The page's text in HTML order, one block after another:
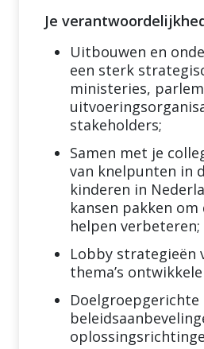
Je
Uitbouwen en
een sterk
ministeries,
stakeholders;
Samen met je
van knelpunten in
kinderen in
kansen pakken
helpen verbeteren;
Lobby strategieën
thema’s
Doelgroepgerichte